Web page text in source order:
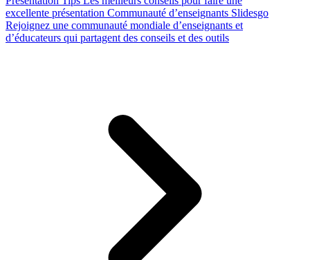
excellente présentation Communauté d’enseignants Slidesgo
Rejoignez une communauté mondiale d’enseignants et
d’éducateurs qui partagent des conseils et des outils